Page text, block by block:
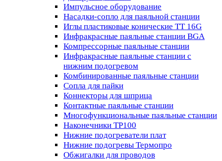
Импульсное оборудование
Насадки-сопло для паяльной станции
Иглы пластиковые конические TT 16G
Инфракрасные паяльные станции BGA
Компрессорные паяльные станции
Инфракрасные паяльные станции с
нижним подогревом
Комбинированные паяльные станции
Сопла для пайки
Коннекторы для шприца
Контактные паяльные станции
Многофункциональные паяльные станции
Наконечники TP100
Нижние подогреватели плат
Нижние подогревы Термопро
Обжигалки для проводов